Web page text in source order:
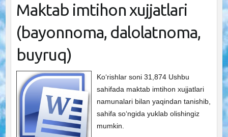
Maktab imtihon xujjatlari
(bayonnoma, dalolatnoma,
buyruq)
Ko‘rishlar soni 31,874 Ushbu
sahifada maktab imtihon xujjatlari
namunalari bilan yaqindan tanishib,
sahifa so‘ngida yuklab olishingiz
mumkin.